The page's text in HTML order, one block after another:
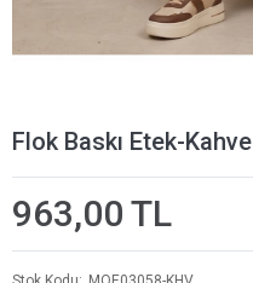
Flok Baskı Etek-Kahve
963,00 TL